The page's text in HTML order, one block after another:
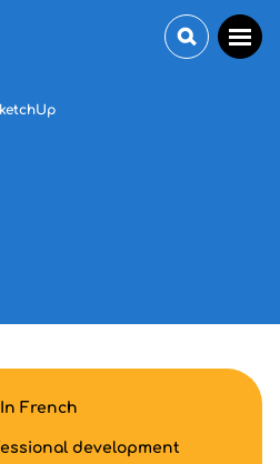
French
development